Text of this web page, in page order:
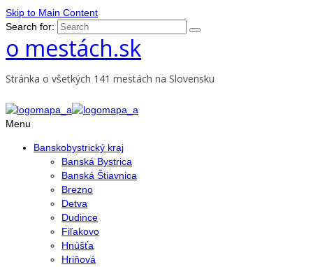
Skip to Main Content
Search for:
o mestách.sk
Stránka o všetkých 141 mestách na Slovensku
Menu
Banskobystrický kraj
Banská Bystrica
Banská Štiavnica
Brezno
Detva
Dudince
Fiľakovo
Hnúšťa
Hriňová